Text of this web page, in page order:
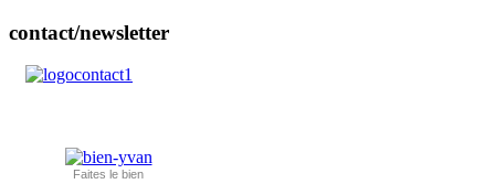
contact/newsletter
Faites le bien